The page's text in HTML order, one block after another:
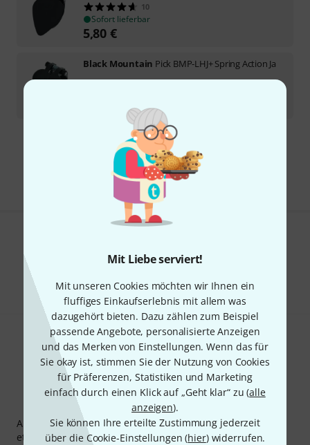
Mit Liebe serviert!
Mit unseren Cookies möchten wir Ihnen ein
fluffiges Einkaufserlebnis mit allem was
dazugehört bieten. Dazu zählen zum Beispiel
passende Angebote, personalisierte Anzeigen
und das Merken von Einstellungen. Wenn das für
Sie okay ist, stimmen Sie der Nutzung von Cookies
für Präferenzen, Statistiken und Marketing
einfach durch einen Klick auf „Geht klar“ zu (alle
anzeigen).
Sie können Ihre erteilte Zustimmung jederzeit
über die Cookie-Einstellungen (hier) widerrufen.
10
Sofort lieferbar
5,80 €
Black Mountain Pick BMP-LHJ+ Spring Action Ja
Kostenloser Versand ab 29 €
Alle Preise inkl. MwSt.
Thomann Newsletter
Abonniere den Thomann Newsletter und gewinne mit
etwas Glück einen von50 Gutscheinenüber jeweils50€